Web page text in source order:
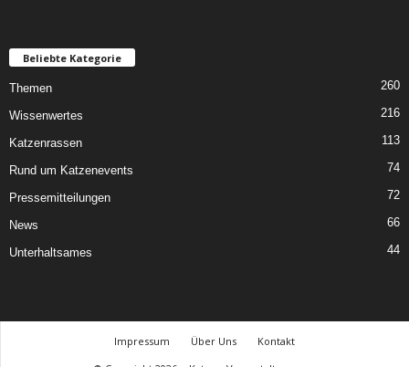
Beliebte Kategorie
Themen 260
Wissenwertes 216
Katzenrassen 113
Rund um Katzenevents 74
Pressemitteilungen 72
News 66
Unterhaltsames 44
Impressum Über Uns
Kontakt